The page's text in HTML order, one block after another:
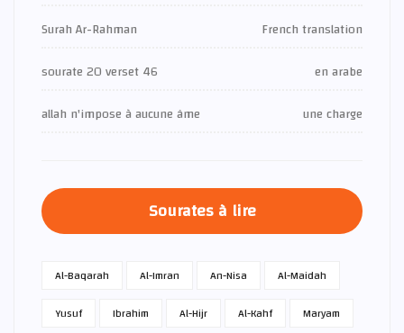
Surah Ar-Rahman
French translation
sourate 20 verset 46
en arabe
allah n'impose à aucune âme
une charge
Sourates à lire
Al-Baqarah Al-Imran An-Nisa
Al-Maidah
Yusuf
Ibrahim Al-Hijr Al-Kahf
Maryam